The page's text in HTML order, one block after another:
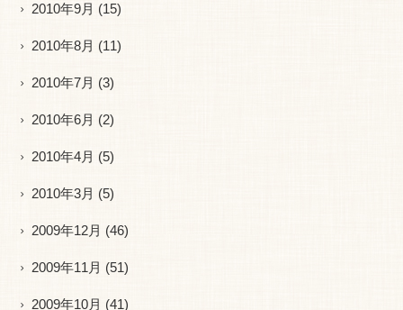
2010年9月 (15)
2010年8月 (11)
2010年7月 (3)
2010年6月 (2)
2010年4月 (5)
2010年3月 (5)
2009年12月 (46)
2009年11月 (51)
2009年10月 (41)